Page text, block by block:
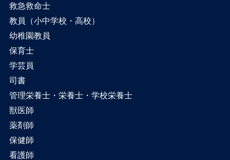
救急救命士
教員（小中学校・高校）
幼稚園教員
保育士
学芸員
司書
管理栄養士・栄養士・学校栄養士
獣医師
薬剤師
保健師
看護師